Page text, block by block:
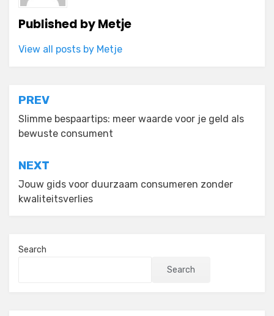
Published byMetje
View all posts by Metje
Post
navigation
PREV
Slimme bespaartips: meer waarde voor je geld als
bewuste consument
NEXT
Jouw gids voor duurzaam consumeren zonder
kwaliteitsverlies
Search
Search